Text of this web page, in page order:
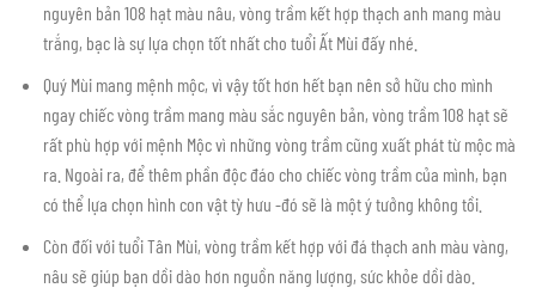
nguyên bản 108 hạt màu nâu, vòng trầm kết hợp thạch anh mang màu
trắng, bạc là sự lựa chọn tốt nhất cho tuổi Ất Mùi đấy nhé.
Quý Mùi mang mệnh mộc, vì vậy tốt hơn hết bạn nên sở hữu cho mình
ngay chiếc vòng trầm mang màu sắc nguyên bản, vòng trầm 108 hạt sẽ
rất phù hợp với mệnh Mộc vì những vòng trầm cũng xuất phát từ mộc mà
ra. Ngoài ra, để thêm phần độc đáo cho chiếc vòng trầm của mình, bạn
có thể lựa chọn hình con vật tỳ hưu -đó sẽ là một ý tưởng không tồi.
Còn đối với tuổi Tân Mùi, vòng trầm kết hợp với đá thạch anh màu vàng,
nâu sẽ giúp bạn dồi dào hơn nguồn năng lượng, sức khỏe dồi dào.